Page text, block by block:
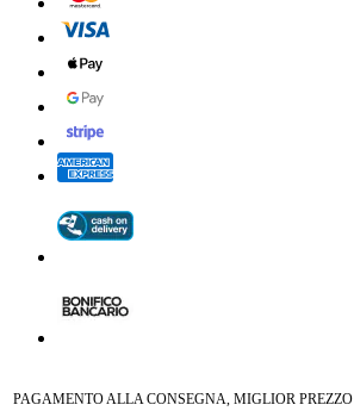
PAGAMENTO ALLA CONSEGNA, MIGLIOR PREZZO